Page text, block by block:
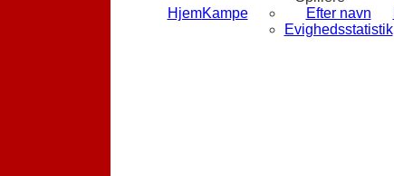
HjemKampe
Efter navn
Evighedsstatistik